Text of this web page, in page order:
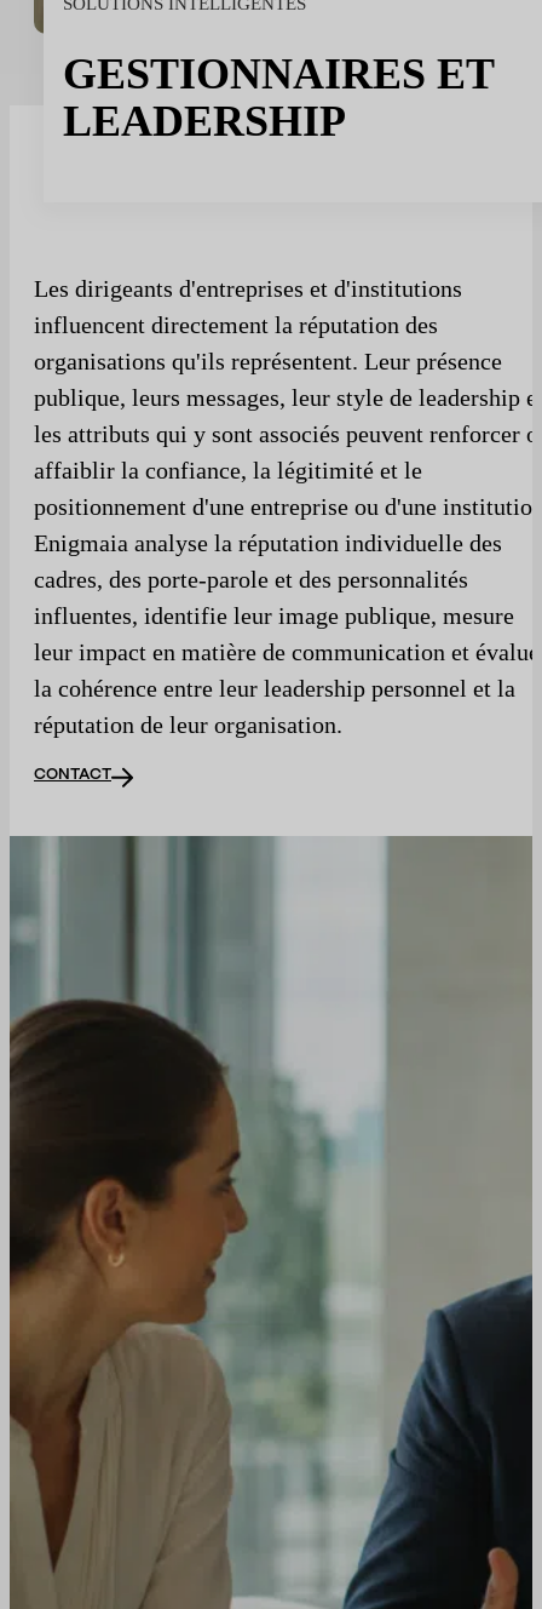
Le sport
Sport et talent
Médias et reportages
institutions publiques
GESTIONNAIRES ET
LEADERSHIP
Les dirigeants d'entreprises et d'institutions
influencent directement la réputation des
organisations qu'ils représentent. Leur présence
publique, leurs messages, leur style de leadership
les attributs qui y sont associés peuvent renforcer
affaiblir la confiance, la légitimité et le
positionnement d'une entreprise ou d'une
Enigmaia analyse la réputation individuelle des
cadres, des porte-parole et des personnalités
influentes, identifie leur image publique, mesure
leur impact en matière de communication et évalue
la cohérence entre leur leadership personnel et la
réputation de leur organisation.
CONTACT